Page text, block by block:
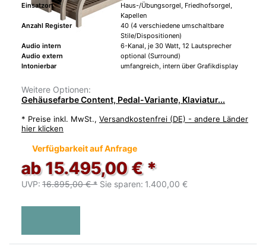
Einsatzort
Haus-/Übungsorgel, Friedhofsorgel,
Kapellen
Anzahl Register
40 (4 verschiedene umschaltbare
Stile/Dispositionen)
Audio intern
6-Kanal, je 30 Watt, 12 Lautsprecher
Audio extern
optional (Surround)
Intonierbar
umfangreich, intern über Grafikdisplay
Weitere Optionen:
Gehäusefarbe Content, Pedal-Variante, Klaviatur...
* Preise inkl. MwSt., Versandkostenfrei (DE) - andere Länder
hier klicken
Verfügbarkeit auf Anfrage
ab 15.495,00 € *
UVP: 16.895,00 € * Sie sparen: 1.400,00 €